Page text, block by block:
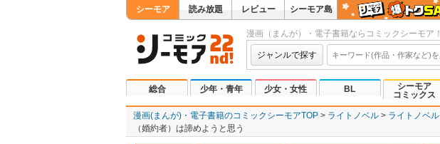
シーモア 読み放題 レビュー シーモア島
漫画（まんが）・電子書籍ならコミックシーモア！
ジャンルで探す
総合 少年・青年 少女・女性 BL
シーモア
コミックス
漫画(まんが)・電子書籍のコミックシーモアTOP ライトノベル ライトノベル
（婚約者）は諦めようと思う